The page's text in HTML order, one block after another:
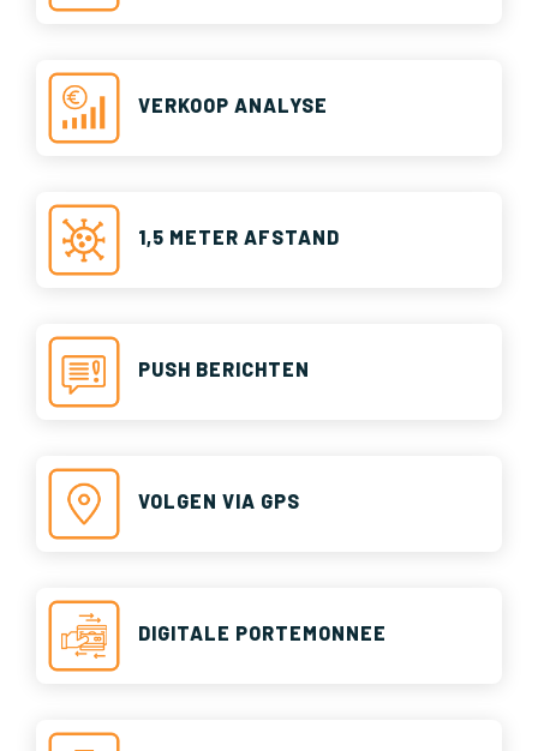
VERKOOP ANALYSE
1,5 METER AFSTAND
PUSH BERICHTEN
VOLGEN VIA GPS
DIGITALE PORTEMONNEE